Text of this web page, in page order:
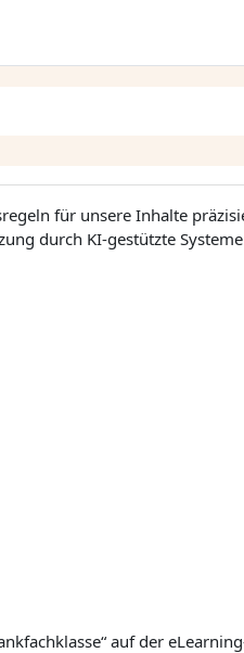
für unsere Inhalte
durch KI-gestützte
auf der